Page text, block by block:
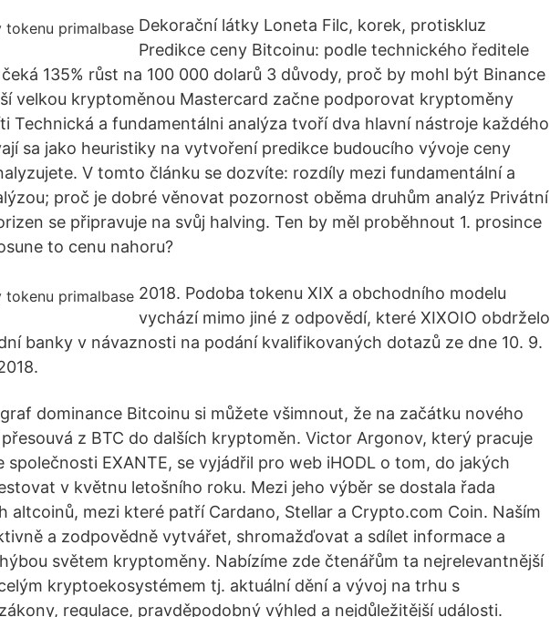
Dekorační látky Loneta Filc, korek, protiskluz
Predikce ceny Bitcoinu: podle technického ředitele
135% růst na 100 000 dolarů 3 důvody, proč by mohl být Binance
velkou kryptoměnou Mastercard začne podporovat kryptoměny
Technická a fundamentálni analýza tvoří dva hlavní nástroje každého
sa jako heuristiky na vytvoření predikce budoucího vývoje ceny
V tomto článku se dozvíte: rozdíly mezi fundamentální a
proč je dobré věnovat pozornost oběma druhům analýz Privátní
se připravuje na svůj halving. Ten by měl proběhnout 1. prosince
to cenu nahoru?
2018. Podoba tokenu XIX a obchodního modelu
vychází mimo jiné z odpovědí, které XIXOIO obdrželo
banky v návaznosti na podání kvalifikovaných dotazů ze dne 10. 9.
dominance Bitcoinu si můžete všimnout, že na začátku nového
z BTC do dalších kryptoměn. Victor Argonov, který pracuje
společnosti EXANTE, se vyjádřil pro web iHODL o tom, do jakých
v květnu letošního roku. Mezi jeho výběr se dostala řada
altcoinů, mezi které patří Cardano, Stellar a Crypto.com Coin. Naším
a zodpovědně vytvářet, shromažďovat a sdílet informace a
světem kryptoměny. Nabízíme zde čtenářům ta nejrelevantnější
kryptoekosystémem tj. aktuální dění a vývoj na trhu s
regulace, pravděpodobný výhled a nejdůležitější události.